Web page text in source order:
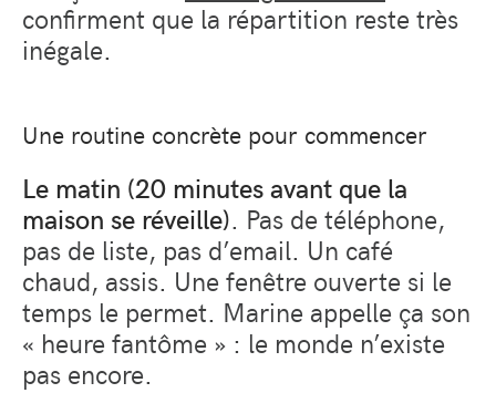
confirment que la répartition reste très
inégale.
Une routine concrète pour commencer
Le matin (20 minutes avant que la
maison se réveille). Pas de téléphone,
pas de liste, pas d’email. Un café
chaud, assis. Une fenêtre ouverte si le
temps le permet. Marine appelle ça son
« heure fantôme » : le monde n’existe
pas encore.